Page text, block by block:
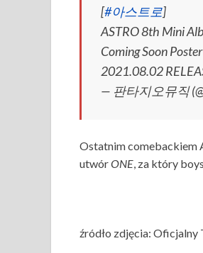
[#아스트로]
ASTRO 8th Mini
Coming Soon Poster
2021.08.02
— 판타지오뮤직
Ostatnim comebackiem
utwórONE, za który
źródło zdjęcia: Oficjalny